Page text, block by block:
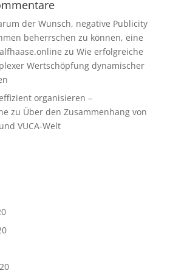
der Wunsch, negative Publicity
beherrschen zu können, eine
zu Wie erfolgreiche
Wertschöpfung dynamischer
organisieren –
zu Über den Zusammenhang von
VUCA-Welt